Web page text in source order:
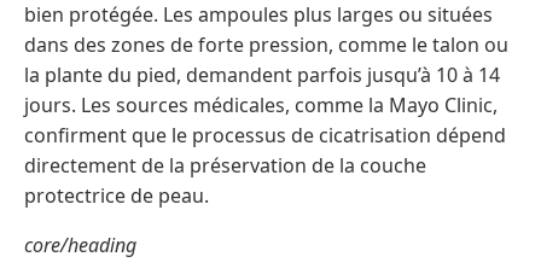
bien protégée. Les ampoules plus larges ou situées
dans des zones de forte pression, comme le talon ou
la plante du pied, demandent parfois jusqu’à 10 à 14
jours. Les sources médicales, comme la Mayo Clinic,
confirment que le processus de cicatrisation dépend
directement de la préservation de la couche
protectrice de peau.
core/heading